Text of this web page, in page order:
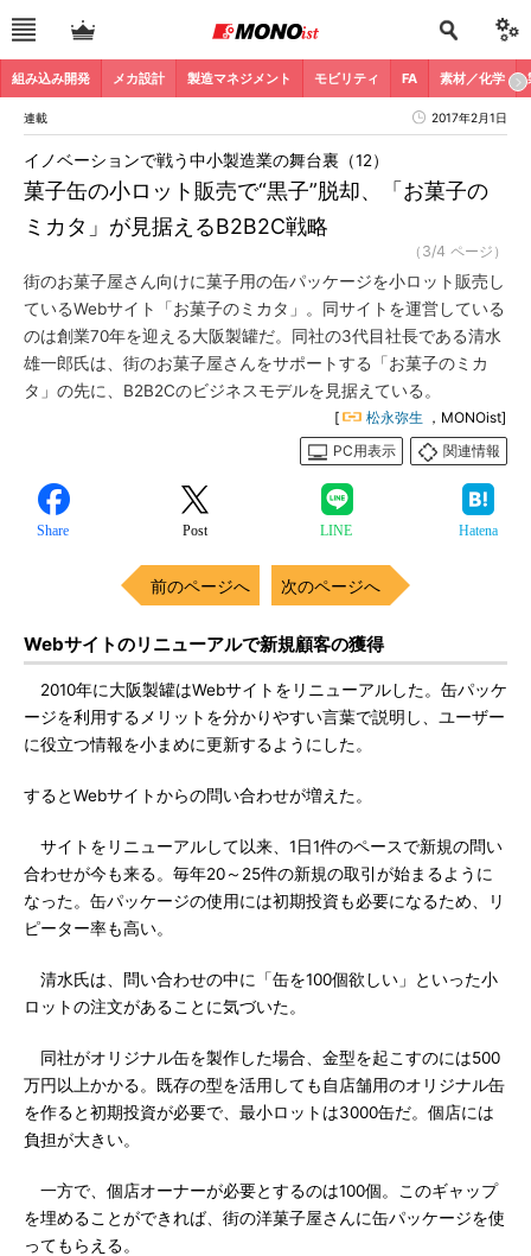
組み込み開発 メカ設計 製造マネジメント モビリティ FA 素材／化学
連載 2017年2月1日
菓子缶の小ロット販売で“黒子”脱却、「お菓子の
ミカタ」が見据えるB2B2C戦略
イノベーションで戦う中小製造業の舞台裏（12）
（3/4 ページ）
街のお菓子屋さん向けに菓子用の缶パッケージを小ロット販売し
ているWebサイト「お菓子のミカタ」。同サイトを運営している
のは創業70年を迎える大阪製罐だ。同社の3代目社長である清水
雄一郎氏は、街のお菓子屋さんをサポートする「お菓子のミカ
タ」の先に、B2B2Cのビジネスモデルを見据えている。
[ 松永弥生 ，MONOist]
PC用表示
関連情報
Share Post LINE Hatena
前のページへ 次のページへ
Webサイトのリニューアルで新規顧客の獲得
2010年に大阪製罐はWebサイトをリニューアルした。缶パッケ
ージを利用するメリットを分かりやすい言葉で説明し、ユーザー
に役立つ情報を小まめに更新するようにした。
するとWebサイトからの問い合わせが増えた。
サイトをリニューアルして以来、1日1件のペースで新規の問い
合わせが今も来る。毎年20～25件の新規の取引が始まるように
なった。缶パッケージの使用には初期投資も必要になるため、リ
ピーター率も高い。
清水氏は、問い合わせの中に「缶を100個欲しい」といった小
ロットの注文があることに気づいた。
同社がオリジナル缶を製作した場合、金型を起こすのには500
万円以上かかる。既存の型を活用しても自店舗用のオリジナル缶
を作ると初期投資が必要で、最小ロットは3000缶だ。個店には
負担が大きい。
一方で、個店オーナーが必要とするのは100個。このギャップ
を埋めることができれば、街の洋菓子屋さんに缶パッケージを使
ってもらえる。